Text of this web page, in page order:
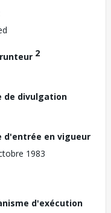
2
de divulgation
d'entrée en vigueur
1983
d'exécution